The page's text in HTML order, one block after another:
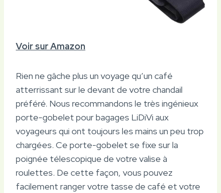
Voir sur Amazon
Rien ne gâche plus un voyage qu’un café
atterrissant sur le devant de votre chandail
préféré. Nous recommandons le très ingénieux
porte-gobelet pour bagages LiDiVi aux
voyageurs qui ont toujours les mains un peu trop
chargées. Ce porte-gobelet se fixe sur la
poignée télescopique de votre valise à
roulettes. De cette façon, vous pouvez
facilement ranger votre tasse de café et votre